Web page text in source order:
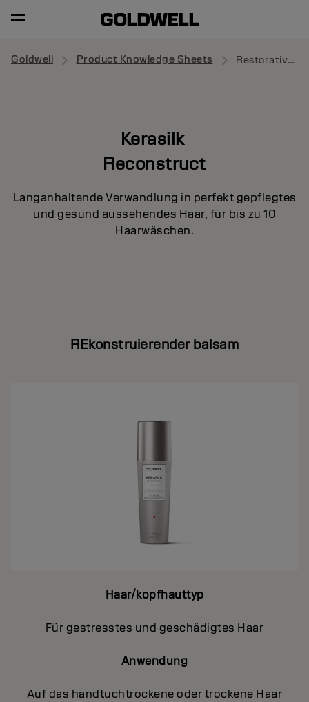
Goldwell Product Knowledge Sheets Restorative Balm
Kerasilk
Reconstruct
Langanhaltende Verwandlung in perfekt gepflegtes
und gesund aussehendes Haar, für bis zu 10
Haarwäschen.
REkonstruierender balsam
Haar/kopfhauttyp
Für gestresstes und geschädigtes Haar
Anwendung
Auf das handtuchtrockene oder trockene Haar